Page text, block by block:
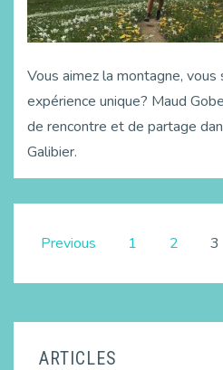
Vous aimez la montagne, vous
expérience unique? Maud
de rencontre et de partage
Galibier.
Previous 1 2 3
ARTICLES